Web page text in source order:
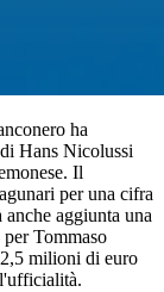
ha
Hans Nicolussi
Il
per una cifra
aggiunta una
Tommaso
milioni di euro